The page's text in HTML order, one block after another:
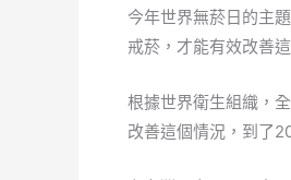
今年世界無菸日的主
戒菸，才能有效改善
根據世界衛生組織，
改善這個情況，到了